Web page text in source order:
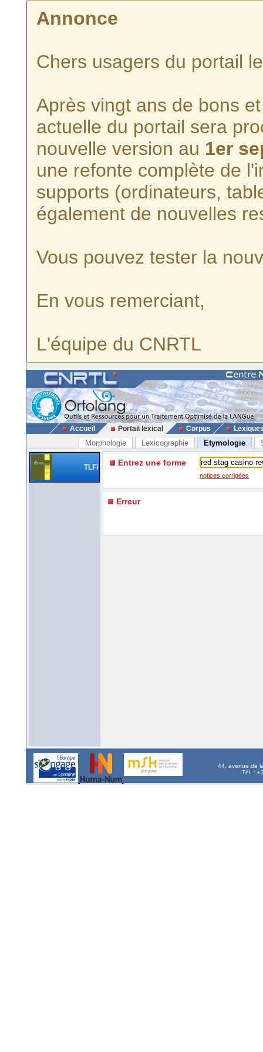
Annonce
Chers usagers du portail
Après vingt ans de bons
actuelle du portail sera
nouvelle version au 1er
une refonte complète de
supports (ordinateurs,
également de nouvelles
Vous pouvez tester la
En vous remerciant,
L'équipe du CNRTL
Accueil Portail lexical Corpus
Morphologie Lexicographie Etymologie
TLFi Entrez une forme
notices corrigées
Erreur
44, avenue de
Tél. :